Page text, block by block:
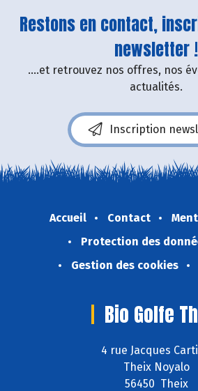
Restons en contact,
newsletter !
....et retrouvez nos offres, nos
actualités.
Inscription
Accueil Contact
Protection des
Gestion des cookies
Bio Golfe
4 rue Jacques
Theix Noyalo
56450 Theix